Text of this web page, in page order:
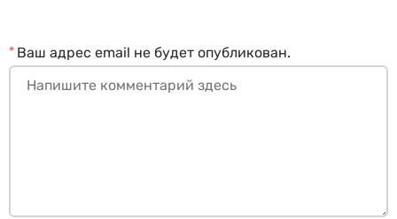
Ваш адрес email не будет опубликован.
*